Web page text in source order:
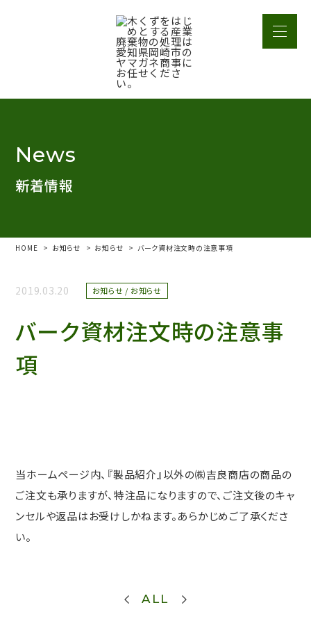
News
新着情報
HOME お知らせ お知らせ バーク資材注文時の注意事項
2019.03.20 お知らせ / お知らせ
バーク資材注文時の注意事
項
当ホームページ内、『製品紹介』以外の㈱吉良商店の商品の
ご注文も承りますが、特注品になりますので、ご注文後のキャ
ンセルや返品はお受けしかねます。あらかじめご了承くださ
い。
ALL